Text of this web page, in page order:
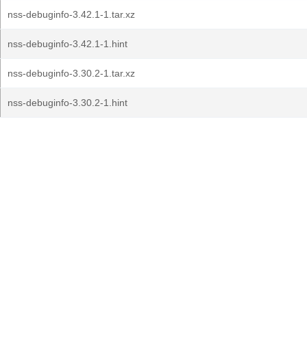
nss-debuginfo-3.42.1-1.tar.xz
nss-debuginfo-3.42.1-1.hint
nss-debuginfo-3.30.2-1.tar.xz
nss-debuginfo-3.30.2-1.hint